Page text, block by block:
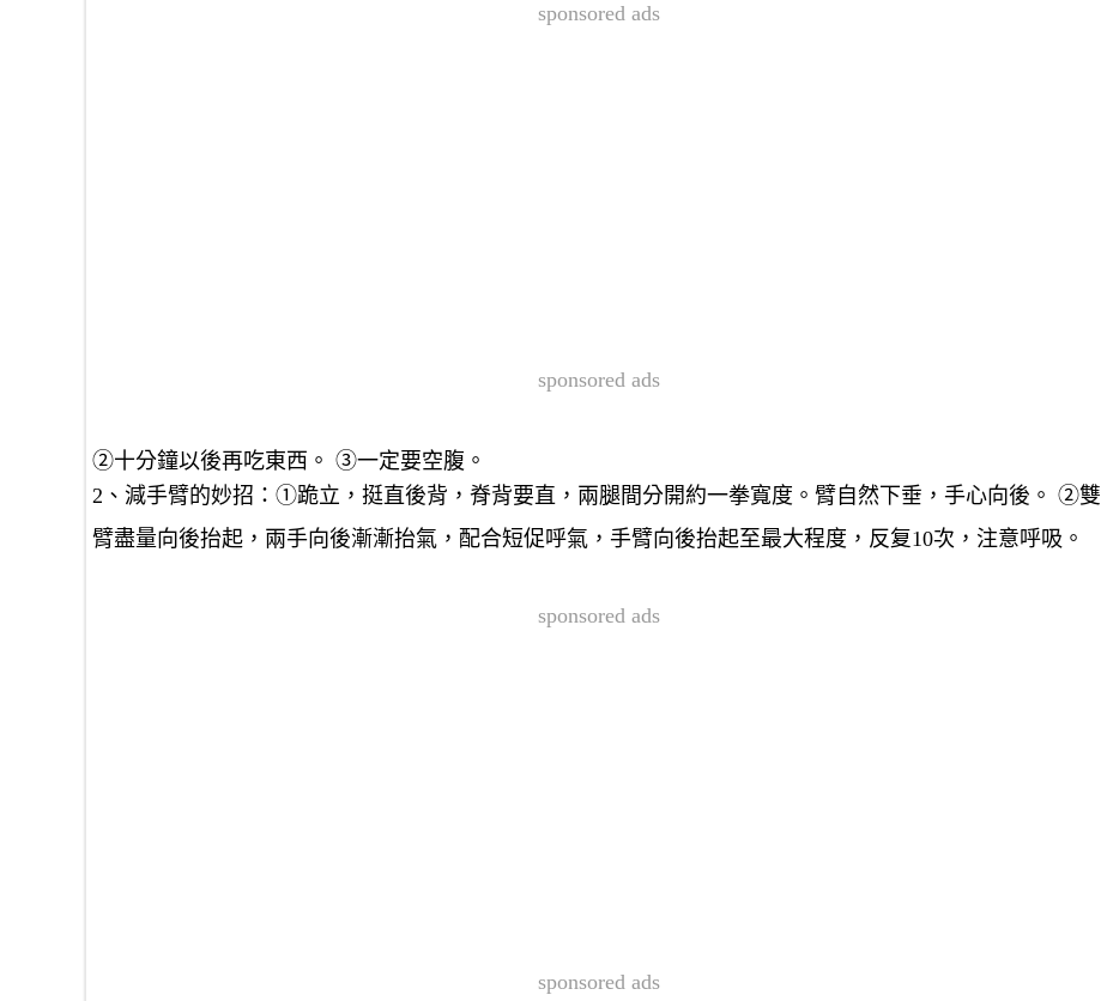
sponsored ads
sponsored ads
②十分鐘以後再吃東西。 ③一定要空腹。
2、減手臂的妙招：①跪立，挺直後背，脊背要直，兩腿間分開約一拳寬度。臂自然下垂，手心向後。 ②雙
臂盡量向後抬起，兩手向後漸漸抬氣，配合短促呼氣，手臂向後抬起至最大程度，反复10次，注意呼吸。
sponsored ads
sponsored ads